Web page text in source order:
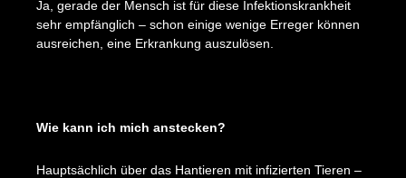
Ja, gerade der Mensch ist für diese Infektionskrankheit
sehr empfänglich – schon einige wenige Erreger können
ausreichen, eine Erkrankung auszulösen.
Wie kann ich mich anstecken?
Hauptsächlich über das Hantieren mit infizierten Tieren –